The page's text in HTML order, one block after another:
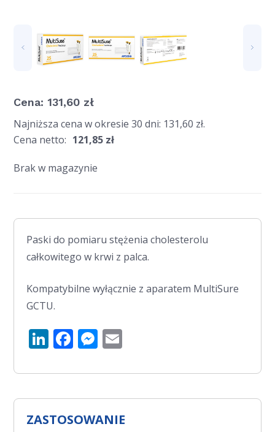
Cena:131,60 zł
Najniższa cena w okresie 30 dni: 131,60 zł.
Cena netto: 121,85 zł
Brak w magazynie
Paski do pomiaru stężenia cholesterolu
całkowitego w krwi z palca.
Kompatybilne wyłącznie z aparatem MultiSure
GCTU.
LinkedIn
Facebook
Messenger
ZASTOSOWANIE